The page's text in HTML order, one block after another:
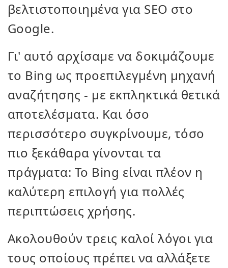
βελτιστοποιημένα για SEO στο
Google.
Γι' αυτό αρχίσαμε να δοκιμάζουμε
το Bing ως προεπιλεγμένη μηχανή
αναζήτησης - με εκπληκτικά θετικά
αποτελέσματα. Και όσο
περισσότερο συγκρίνουμε, τόσο
πιο ξεκάθαρα γίνονται τα
πράγματα: Το Bing είναι πλέον η
καλύτερη επιλογή για πολλές
περιπτώσεις χρήσης.
Ακολουθούν τρεις καλοί λόγοι για
τους οποίους πρέπει να αλλάξετε